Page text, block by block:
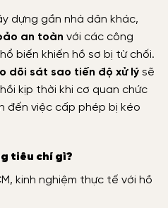
dựng gần nhà dân khác,
an toàn với các công
biến khiến hồ sơ bị từ chối.
dõi sát sao tiến độ xử lý sẽ
kịp thời khi cơ quan chức
đến việc cấp phép bị kéo
tiêu chí gì?
kinh nghiệm thực tế với hồ